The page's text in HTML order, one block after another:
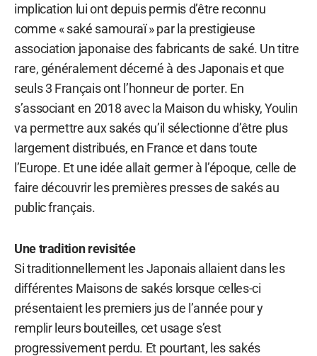
implication lui ont depuis permis d’être reconnu
comme « saké samouraï » par la prestigieuse
association japonaise des fabricants de saké. Un titre
rare, généralement décerné à des Japonais et que
seuls 3 Français ont l’honneur de porter. En
s’associant en 2018 avec la Maison du whisky, Youlin
va permettre aux sakés qu’il sélectionne d’être plus
largement distribués, en France et dans toute
l’Europe. Et une idée allait germer à l’époque, celle de
faire découvrir les premières presses de sakés au
public français.
Une tradition revisitée
Si traditionnellement les Japonais allaient dans les
différentes Maisons de sakés lorsque celles-ci
présentaient les premiers jus de l’année pour y
remplir leurs bouteilles, cet usage s’est
progressivement perdu. Et pourtant, les sakés